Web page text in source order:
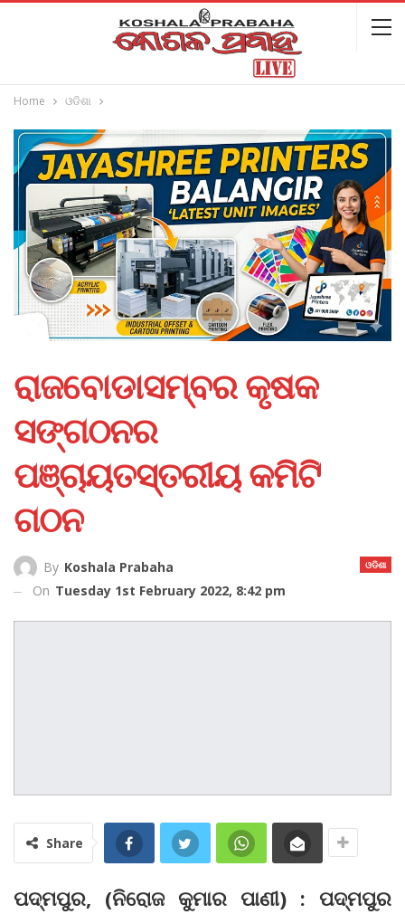
Home ଓଡିଶା
ରାଜବୋଡାସମ୍ବର କୃଷକ
ସଙ୍ଗଠନର
ପଞ୍ଚାୟତସ୍ତରୀୟ କମିଟି
ଗଠନ
ଓଡିଶା
By Koshala Prabaha
On Tuesday 1st February 2022, 8:42 pm
Share
ପଦ୍ମପୁର, (ନିରୋଜ କୁମାର ପାଣୀ) : ପଦ୍ମପୁର